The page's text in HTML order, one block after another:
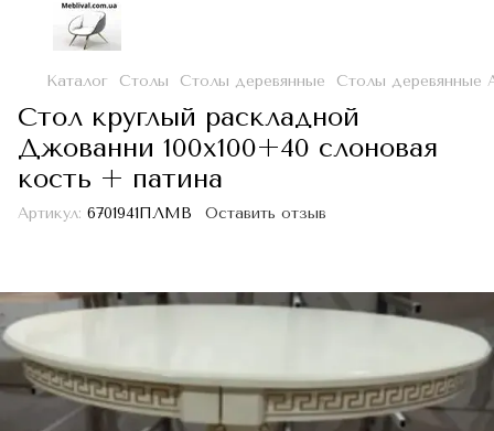
Каталог Столы Столы деревянные Столы деревянные
Cтол круглый раскладной
Джованни 100х100+40 слоновая
кость + патина
Артикул: 6701941ПЛМВ Оставить отзыв